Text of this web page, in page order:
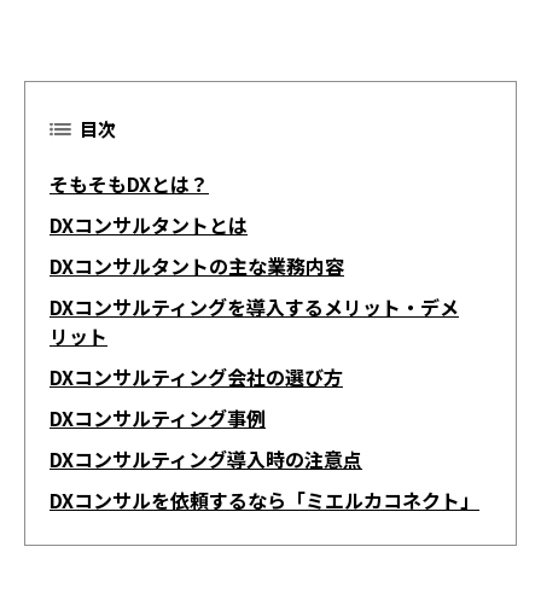
目次
そもそもDXとは？
DXコンサルタントとは
DXコンサルタントの主な業務内容
DXコンサルティングを導入するメリット・デメ
リット
DXコンサルティング会社の選び方
DXコンサルティング事例
DXコンサルティング導入時の注意点
DXコンサルを依頼するなら「ミエルカコネクト」